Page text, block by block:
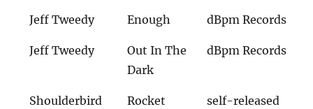
Jeff Tweedy Enough dBpm Records
Jeff Tweedy
Out In The
Dark
dBpm Records
Shoulderbird Rocket self-released